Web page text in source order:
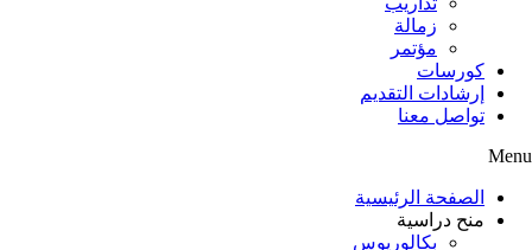
زمالة
مؤتمر
كورسات
إرشادات التقديم
تواصل معنا
Menu
الصفحة الرئيسية
منح دراسية
بكالوريوس